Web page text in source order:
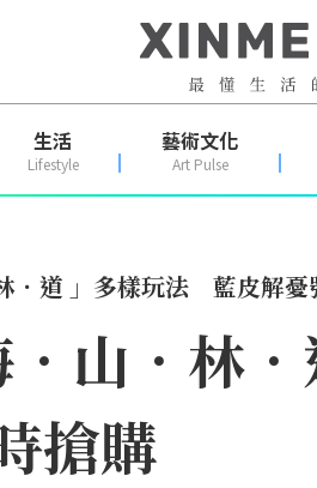
生活
Lifestyle
藝術文化
Art Pulse
．道 」多樣玩法 藍皮解憂
．山．林
搶購